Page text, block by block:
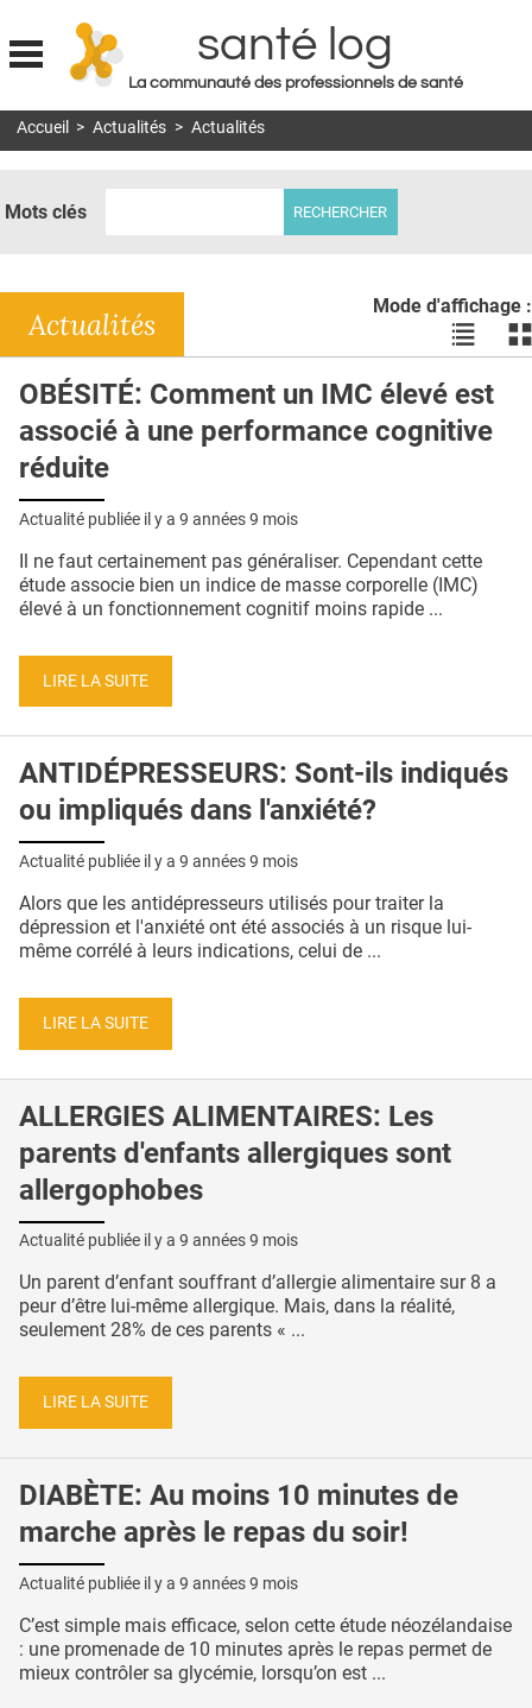
Jump to navigation
santé log
La communauté des professionnels de santé
MON COMPTE
DOSSIERS
RÉSEAUX
E-REVUE SAD
L'APP
PUBLICITÉ
CONTACT
Accueil > Actualités > Actualités
Mots clés
Mode d'affichage :
Voir
les
en
liste
les
Actualités
OBÉSITÉ: Comment un IMC élevé est
associé à une performance cognitive
réduite
Actualité publiée il y a 9 années 9 mois
Il ne faut certainement pas généraliser. Cependant cette
étude associe bien un indice de masse corporelle (IMC)
élevé à un fonctionnement cognitif moins rapide ...
LIRE LA SUITE
ANTIDÉPRESSEURS: Sont-ils indiqués
ou impliqués dans l'anxiété?
Actualité publiée il y a 9 années 9 mois
Alors que les antidépresseurs utilisés pour traiter la
dépression et l'anxiété ont été associés à un risque lui-
même corrélé à leurs indications, celui de ...
LIRE LA SUITE
ALLERGIES ALIMENTAIRES: Les
parents d'enfants allergiques sont
allergophobes
Actualité publiée il y a 9 années 9 mois
Un parent d’enfant souffrant d’allergie alimentaire sur 8 a
peur d’être lui-même allergique. Mais, dans la réalité,
seulement 28% de ces parents « ...
LIRE LA SUITE
DIABÈTE: Au moins 10 minutes de
marche après le repas du soir!
Actualité publiée il y a 9 années 9 mois
C’est simple mais efficace, selon cette étude néozélandaise
: une promenade de 10 minutes après le repas permet de
mieux contrôler sa glycémie, lorsqu’on est ...